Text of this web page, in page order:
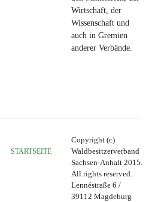
Wirtschaft, der
Wissenschaft und
auch in Gremien
anderer Verbände.
STARTSEITE
Copyright (c)
Waldbesitzerverband
Sachsen-Anhalt 2015.
All rights reserved.
Lennéstraße 6 /
39112 Magdeburg